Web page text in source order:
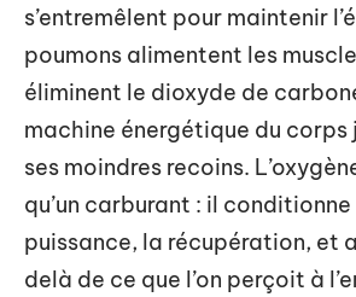
s’entremêlent pour maintenir
poumons alimentent les
éliminent le dioxyde de
machine énergétique du corps
ses moindres recoins.
qu’un carburant : il conditionne
puissance, la récupération, et
delà de ce que l’on perçoit à